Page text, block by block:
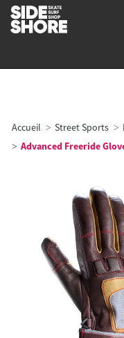
Accueil Street Sports
Advanced Freeride